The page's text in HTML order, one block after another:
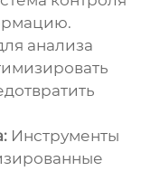
анализа
Инструменты